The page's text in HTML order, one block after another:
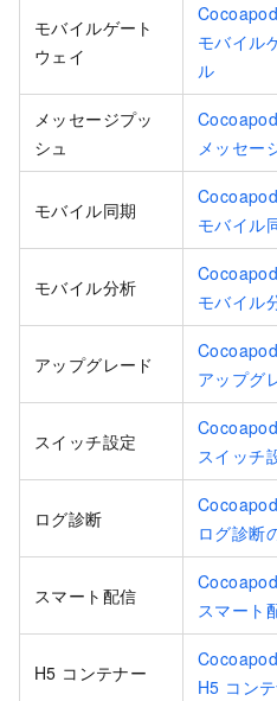
モバイルゲート
ウェイ
モバイル
ル
メッセージプッ
シュ
メッセー
モバイル同期
モバイル
モバイル分析
モバイル
アップグレード
アップグ
スイッチ設定
スイッチ
ログ診断
ログ診断
スマート配信
スマート
H5 コンテナー
H5 コン